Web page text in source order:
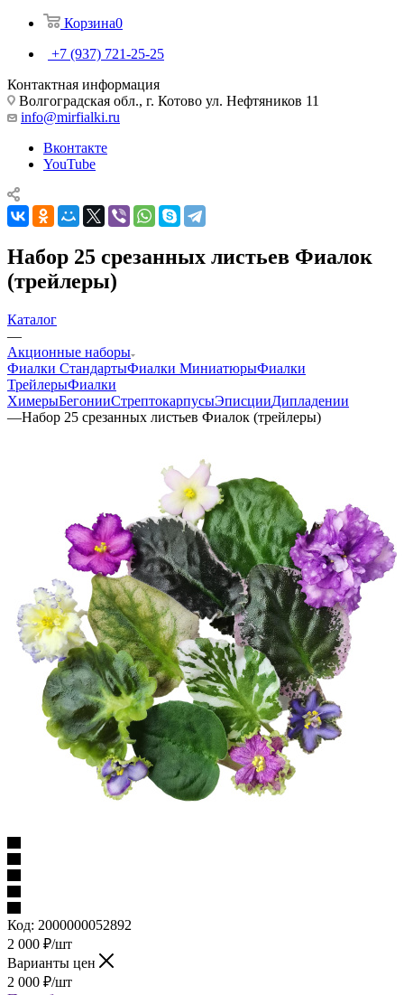
Корзина0
+7 (937) 721-25-25
Контактная информация
Волгоградская обл., г. Котово ул. Нефтяников 11
info@mirfialki.ru
Вконтакте
YouTube
Набор 25 срезанных листьев Фиалок
(трейлеры)
Каталог
—
Акционные наборы
Фиалки СтандартыФиалки МиниатюрыФиалки
ТрейлерыФиалки
ХимерыБегонииСтрептокарпусыЭписцииДипладении
—Набор 25 срезанных листьев Фиалок (трейлеры)
Код: 2000000052892
2 000 ₽/шт
Варианты цен
2 000 ₽/шт